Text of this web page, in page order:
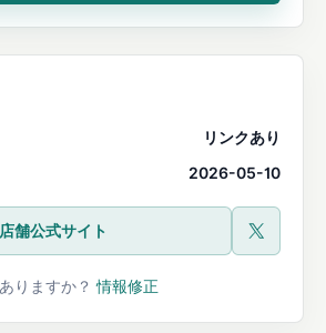
リンクあり
2026-05-10
店舗公式サイト 公式X
りますか？情報修正